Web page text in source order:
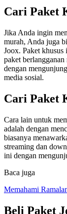
Cari Paket
Jika Anda ingin
murah, Anda juga
Joox. Paket khusus
paket
dengan
media sosial.
Cari Paket
Cara lain untuk
adalah dengan
biasanya
streaming dan
ini dengan
Baca juga
Memahami
Beli Paket